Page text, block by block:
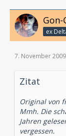
ex
7. November 2009
Zitat
Original von
Mmh. Die
Jahren
vergessen.